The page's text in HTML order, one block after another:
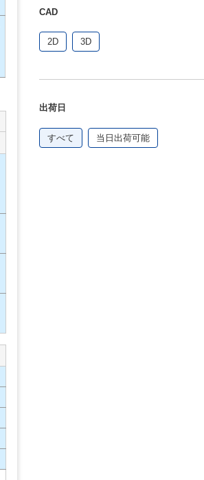
CAD
2D 3D
出荷日
すべて 当日出荷可能